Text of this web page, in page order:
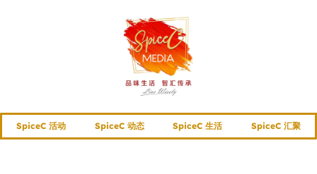
SpiceC 活动 SpiceC 动态 SpiceC 生活 SpiceC 汇聚